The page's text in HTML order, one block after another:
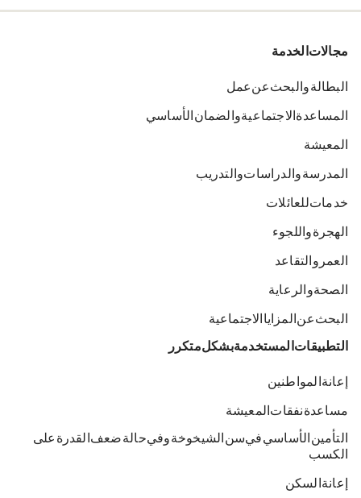
مجالات الخدمة
البطالة والبحث عن عمل
المساعدة الاجتماعية والضمان الأساسي
المعيشة
المدرسة والدراسات والتدريب
خدمات للعائلات
الهجرة واللجوء
العمر والتقاعد
الصحة والرعاية
البحث عن المزايا الاجتماعية
التطبيقات المستخدمة بشكل متكرر
إعانة المواطنين
مساعدة نفقات المعيشة
التأمين الأساسي في سن الشيخوخة وفي حالة ضعف القدرة على
الكسب
إعانة السكن